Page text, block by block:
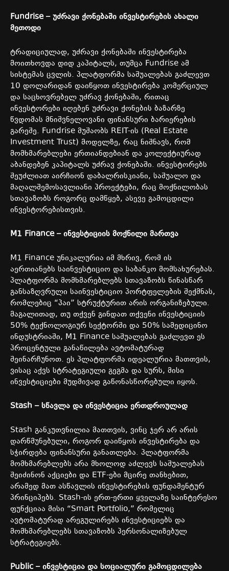
Fundrise –უძრავი ქონებაში ინვესტირების ახალი
მეთოდი
ტრადიციულად, უძრავი ქონებაში ინვესტირება
მოითხოვდა დიდ კაპიტალს, თუმცა Fundrise ამ
სისტემას ცვლის. პლატფორმა საშუალებას გაძლევთ
10 დოლარიდან დაიწყოთ ინვესტირება კომერციულ
და საცხოვრებელ უძრავ ქონებაში, რითაც
ინვესტორები იღებენ უძრავი ქონების ბაზარზე
წვდომას მნიშვნელოვანი ფინანსური ბარიერების
გარეშე. Fundrise მუშაობს REIT-ის (Real Estate
Investment Trust) მოდელზე, რაც ნიშნავს, რომ
მომხმარებლები ერთიანდებიან და კოლექტიურად
აბანდებენ კაპიტალს უძრავ ქონებაში. ინვესტორებს
შეუძლიათ აირჩიონ დაბალრისკიანი, საშუალო და
მაღალშემოსავლიანი პროექტები, რაც მოქნილობას
სთავაზობს როგორც დამწყებ, ასევე გამოცდილი
ინვესტორებისთვის.
M1 Finance –ინვესტიციის მოქნილი მართვა
M1 Finance უნიკალურია იმ მხრივ, რომ ის
აერთიანებს საინვესტიციო და საბანკო მომსახურებას.
პლატფორმა მომხმარებლებს სთავაზობს წინასწარ
განსაზღვრული საინვესტიციო პორტფელების შექმნას,
რომლებიც “პაი” სტრუქტურით არის ორგანიზებული.
მაგალითად, თუ თქვენ გინდათ თქვენი ინვესტიციის
50% ტექნოლოგიურ სექტორში და 50% სამედიცინო
ინდუსტრიაში, M1 Finance საშუალებას გაძლევთ ეს
პროცენტული განაწილება ავტომატურად
შეინარჩუნოთ. ეს პლატფორმა იდეალურია მათთვის,
ვისაც აქვს სტრატეგიული გეგმა და სურს, მისი
ინვესტიციები მუდმივად გაწონასწორებული იყოს.
Stash –სწავლა და ინვესტიცია ერთდროულად
Stash განკუთვნილია მათთვის, ვინც ჯერ არ არის
დარწმუნებული, როგორ დაიწყოს ინვესტირება და
სჭირდება ფინანსური განათლება. პლატფორმა
მომხმარებლებს არა მხოლოდ აძლევს საშუალებას
შეიძინონ აქციები და ETF-ები მცირე თანხებით,
არამედ მათ ასწავლის ინვესტირების ფუნდამენტურ
პრინციპებს. Stash-ის ერთ-ერთი ყველაზე საინტერესო
ფუნქციაა მისი “Smart Portfolio,” რომელიც
ავტომატურად არეგულირებს ინვესტიციებს და
მომხმარებლებს სთავაზობს პერსონალიზებულ
სტრატეგიებს.
Public –ინვესტიცია და სოციალური გამოცდილება